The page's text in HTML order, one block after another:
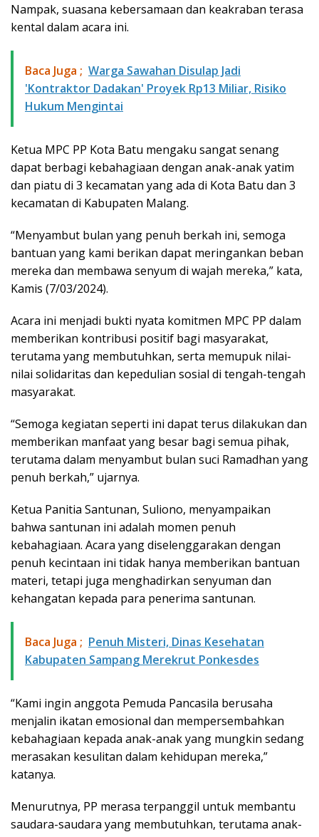
Nampak, suasana kebersamaan dan keakraban terasa
kental dalam acara ini.
Baca Juga ; Warga Sawahan Disulap Jadi
'Kontraktor Dadakan' Proyek Rp13 Miliar, Risiko
Hukum Mengintai
Ketua MPC PP Kota Batu mengaku sangat senang
dapat berbagi kebahagiaan dengan anak-anak yatim
dan piatu di 3 kecamatan yang ada di Kota Batu dan 3
kecamatan di Kabupaten Malang.
“Menyambut bulan yang penuh berkah ini, semoga
bantuan yang kami berikan dapat meringankan beban
mereka dan membawa senyum di wajah mereka,” kata,
Kamis (7/03/2024).
Acara ini menjadi bukti nyata komitmen MPC PP dalam
memberikan kontribusi positif bagi masyarakat,
terutama yang membutuhkan, serta memupuk nilai-
nilai solidaritas dan kepedulian sosial di tengah-tengah
masyarakat.
“Semoga kegiatan seperti ini dapat terus dilakukan dan
memberikan manfaat yang besar bagi semua pihak,
terutama dalam menyambut bulan suci Ramadhan yang
penuh berkah,” ujarnya.
Ketua Panitia Santunan, Suliono, menyampaikan
bahwa santunan ini adalah momen penuh
kebahagiaan. Acara yang diselenggarakan dengan
penuh kecintaan ini tidak hanya memberikan bantuan
materi, tetapi juga menghadirkan senyuman dan
kehangatan kepada para penerima santunan.
Baca Juga ; Penuh Misteri, Dinas Kesehatan
Kabupaten Sampang Merekrut Ponkesdes
“Kami ingin anggota Pemuda Pancasila berusaha
menjalin ikatan emosional dan mempersembahkan
kebahagiaan kepada anak-anak yang mungkin sedang
merasakan kesulitan dalam kehidupan mereka,”
katanya.
Menurutnya, PP merasa terpanggil untuk membantu
saudara-saudara yang membutuhkan, terutama anak-